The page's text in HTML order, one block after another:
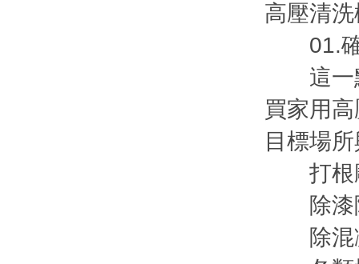
高壓清
01.確
這一點
買家用
目標場
打根雕
除漆除
除混凝